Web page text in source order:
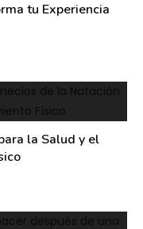
tu Experiencia
la Salud y el